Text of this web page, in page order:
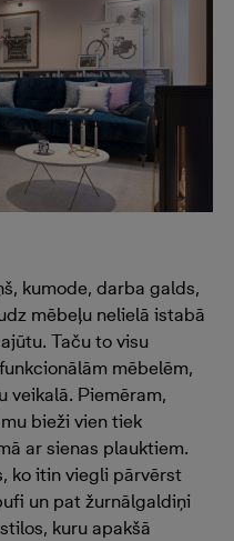
kumode, darba galds,
mēbeļu nelielā istabā
Taču to visu
mēbelēm,
veikalā. Piemēram,
bieži vien tiek
ar sienas plauktiem.
ko itin viegli pārvērst
un pat žurnālgaldiņi
kuru apakšā